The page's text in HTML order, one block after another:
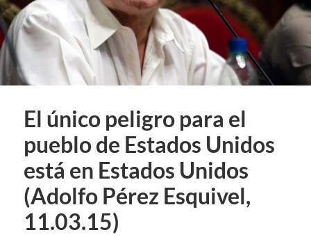
El único peligro para el
pueblo de Estados Unidos
está en Estados Unidos
(Adolfo Pérez Esquivel,
11.03.15)